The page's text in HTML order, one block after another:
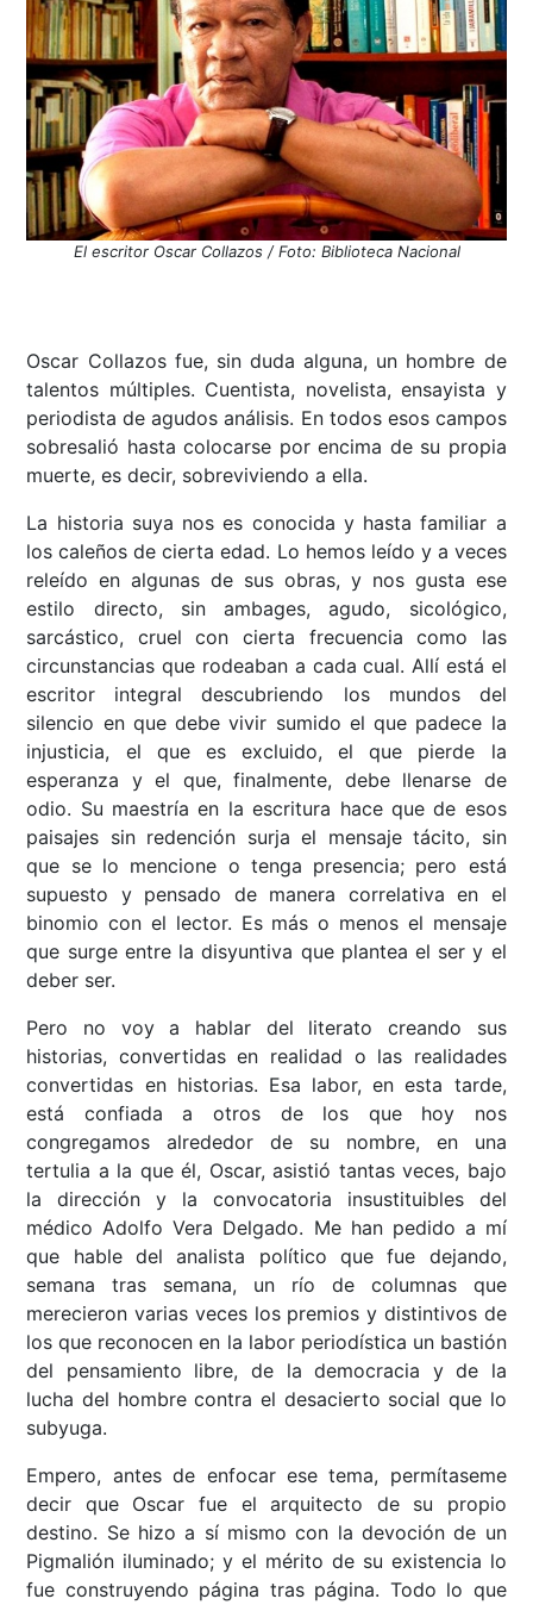
El escritor Oscar Collazos / Foto: Biblioteca Nacional
Oscar Collazos fue, sin duda alguna, un hombre de
talentos múltiples. Cuentista, novelista, ensayista y
periodista de agudos análisis. En todos esos campos
sobresalió hasta colocarse por encima de su propia
muerte, es decir, sobreviviendo a ella.
La historia suya nos es conocida y hasta familiar a
los caleños de cierta edad. Lo hemos leído y a veces
releído en algunas de sus obras, y nos gusta ese
estilo directo, sin ambages, agudo, sicológico,
sarcástico, cruel con cierta frecuencia como las
circunstancias que rodeaban a cada cual. Allí está el
escritor integral descubriendo los mundos del
silencio en que debe vivir sumido el que padece la
injusticia, el que es excluido, el que pierde la
esperanza y el que, finalmente, debe llenarse de
odio. Su maestría en la escritura hace que de esos
paisajes sin redención surja el mensaje tácito, sin
que se lo mencione o tenga presencia; pero está
supuesto y pensado de manera correlativa en el
binomio con el lector. Es más o menos el mensaje
que surge entre la disyuntiva que plantea el ser y el
deber ser.
Pero no voy a hablar del literato creando sus
historias, convertidas en realidad o las realidades
convertidas en historias. Esa labor, en esta tarde,
está confiada a otros de los que hoy nos
congregamos alrededor de su nombre, en una
tertulia a la que él, Oscar, asistió tantas veces, bajo
la dirección y la convocatoria insustituibles del
médico Adolfo Vera Delgado. Me han pedido a mí
que hable del analista político que fue dejando,
semana tras semana, un río de columnas que
merecieron varias veces los premios y distintivos de
los que reconocen en la labor periodística un bastión
del pensamiento libre, de la democracia y de la
lucha del hombre contra el desacierto social que lo
subyuga.
Empero, antes de enfocar ese tema, permítaseme
decir que Oscar fue el arquitecto de su propio
destino. Se hizo a sí mismo con la devoción de un
Pigmalión iluminado; y el mérito de su existencia lo
fue construyendo página tras página. Todo lo que